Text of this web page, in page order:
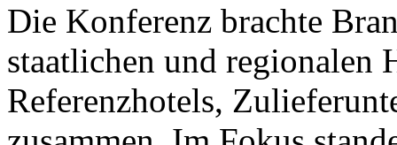
Die Konferenz brachte
staatlichen und regionalen
Referenzhotels,